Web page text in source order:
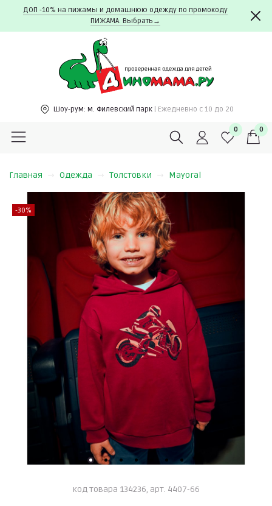
ДОП -10% на пижамы и домашнюю одежду по промокоду
ПИЖАМА. Выбрать→
Шоу-рум: м. Филевский парк | Ежедневно c 10 до 20
0 0
Главная Одежда Толстовки Mayoral
-30%
код товара 134236, арт. 4407-66